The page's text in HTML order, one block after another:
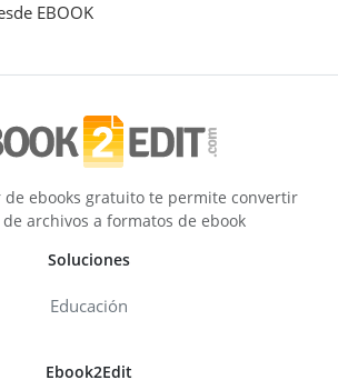
EBOOK
de ebooks gratuito te permite convertir
archivos a formatos de ebook
Soluciones
Educación
Ebook2Edit